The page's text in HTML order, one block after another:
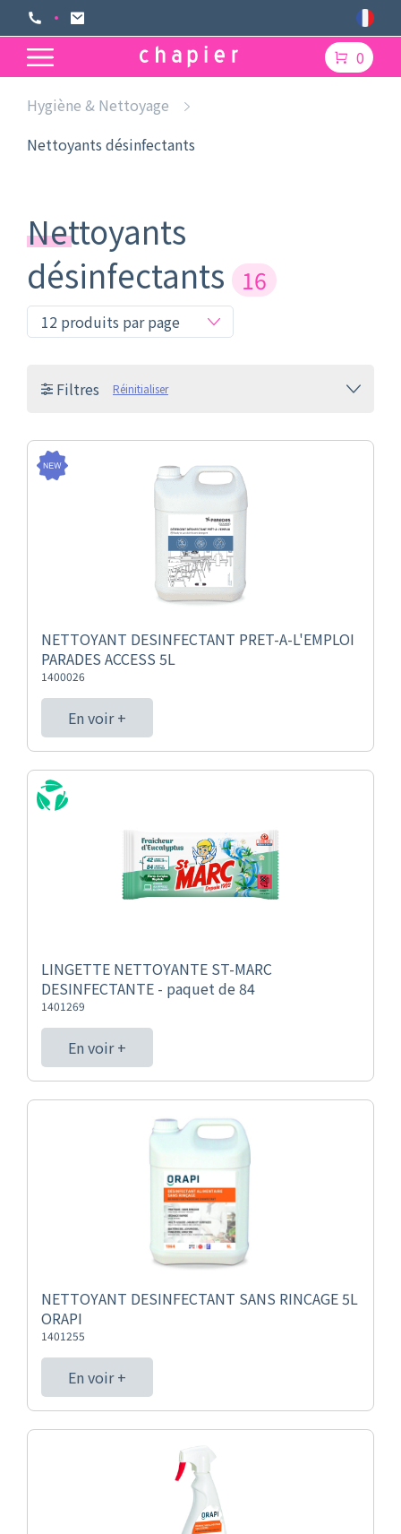
0
Hygiène & Nettoyage
Nettoyants désinfectants
Nettoyants
désinfectants
16
Filtres Réinitialiser
NETTOYANT DESINFECTANT PRET-A-L'EMPLOI
PARADES ACCESS 5L
1400026
En voir +
LINGETTE NETTOYANTE ST-MARC
DESINFECTANTE - paquet de 84
1401269
En voir +
NETTOYANT DESINFECTANT SANS RINCAGE 5L
ORAPI
1401255
En voir +